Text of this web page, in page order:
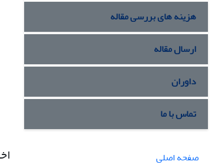
هزینه های بررسی مقاله
ارسال مقاله
داوران
تماس با ما
صفحه اصلی